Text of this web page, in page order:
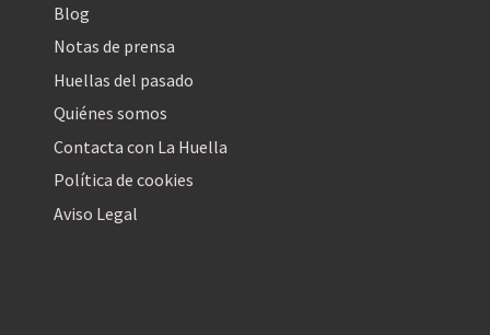
Blog
Notas de prensa
Huellas del pasado
Quiénes somos
Contacta con La Huella
Política de cookies
Aviso Legal